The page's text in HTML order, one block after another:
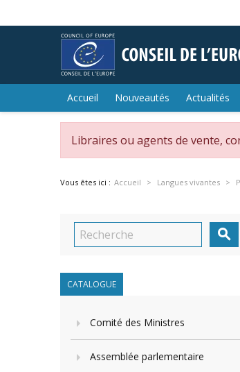
Accueil Nouveautés Actualités
Libraires ou agents de vente,
Vous êtes ici : Accueil Langues vivantes

CATALOGUE
Comité des Ministres
Assemblée parlementaire